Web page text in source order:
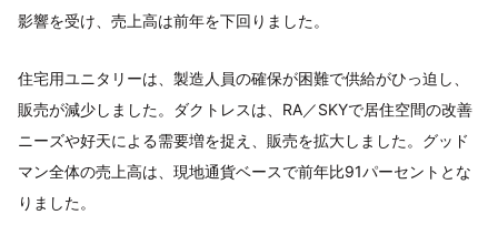
影響を受け、売上高は前年を下回りました。
住宅用ユニタリーは、製造人員の確保が困難で供給がひっ迫し、
販売が減少しました。ダクトレスは、RA／SKYで居住空間の改善
ニーズや好天による需要増を捉え、販売を拡大しました。グッド
マン全体の売上高は、現地通貨ベースで前年比91パーセントとな
りました。